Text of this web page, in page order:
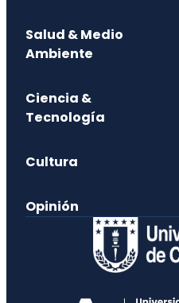
Salud & Medio
Ambiente
Ciencia &
Tecnología
Cultura
Opinión